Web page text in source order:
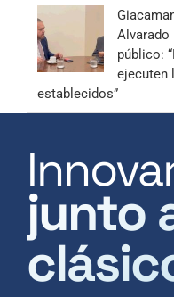
Alvarado
público:
ejecuten
establecidos”
junto